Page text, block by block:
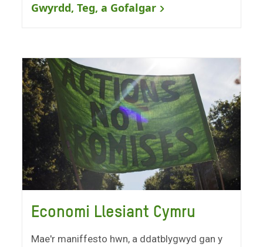
Gwyrdd, Teg, a Gofalgar
Economi Llesiant Cymru
Mae'r maniffesto hwn, a ddatblygwyd gan y